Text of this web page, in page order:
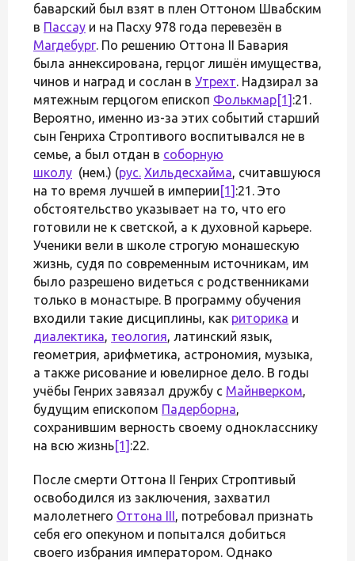
баварский был взят в плен Оттоном Швабским
в Пассау и на Пасху 978 года перевезён в
Магдебург. По решению Оттона II Бавария
была аннексирована, герцог лишён имущества,
чинов и наград и сослан в Утрехт. Надзирал за
мятежным герцогом епископ Фолькмар[1] :21.
Вероятно, именно из-за этих событий старший
сын Генриха Строптивого воспитывался не в
семье, а был отдан в соборную
школу (нем.) (рус. Хильдесхайма, считавшуюся
на то время лучшей в империи [1] :21. Это
обстоятельство указывает на то, что его
готовили не к светской, а к духовной карьере.
Ученики вели в школе строгую монашескую
жизнь, судя по современным источникам, им
было разрешено видеться с родственниками
только в монастыре. В программу обучения
входили такие дисциплины, как риторика и
диалектика, теология, латинский язык,
геометрия, арифметика, астрономия, музыка,
а также рисование и ювелирное дело. В годы
учёбы Генрих завязал дружбу с Майнверком,
будущим епископом Падерборна,
сохранившим верность своему однокласснику
на всю жизнь[1] :22.
После смерти Оттона II Генрих Строптивый
освободился из заключения, захватил
малолетнего Оттона III, потребовал признать
себя его опекуном и попытался добиться
своего избрания императором. Однако